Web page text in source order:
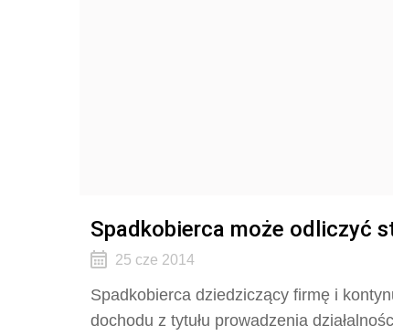
Spadkobierca może odliczyć
25 cze 2014
Spadkobierca dziedziczący firmę i
dochodu z tytułu prowadzenia